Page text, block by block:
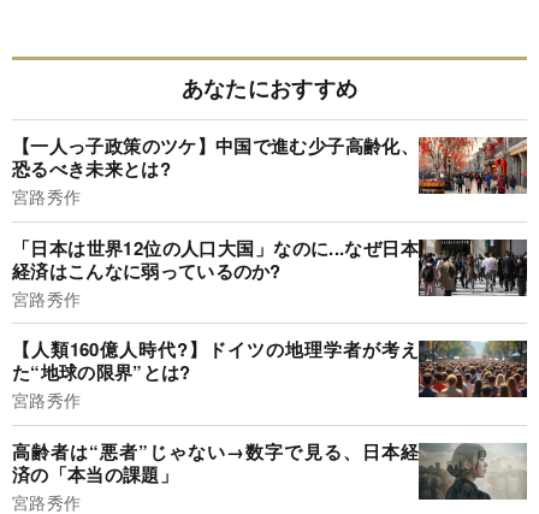
あなたにおすすめ
【一人っ子政策のツケ】中国で進む少子高齢化、
恐るべき未来とは?
宮路秀作
「日本は世界12位の人口大国」なのに...なぜ日本
経済はこんなに弱っているのか?
宮路秀作
【人類160億人時代?】ドイツの地理学者が考え
た“地球の限界”とは?
宮路秀作
高齢者は“悪者”じゃない→数字で見る、日本経
済の「本当の課題」
宮路秀作